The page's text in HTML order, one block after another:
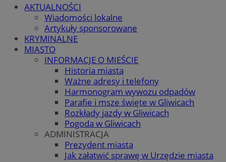
AKTUALNOŚCI
Wiadomości lokalne
Artykuły sponsorowane
KRYMINALNE
MIASTO
INFORMACJE O MIEŚCIE
Historia miasta
Ważne adresy i telefony
Harmonogram wywozu odpadów
Parafie i msze święte w Gliwicach
Rozkłady jazdy w Gliwicach
Pogoda w Gliwicach
ADMINISTRACJA
Prezydent miasta
Jak załatwić sprawę w Urzędzie miasta